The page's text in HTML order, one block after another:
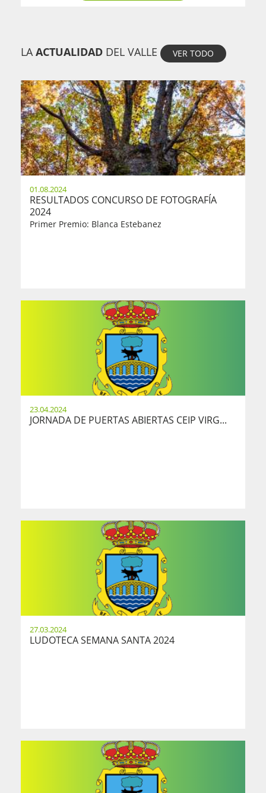
LAACTUALIDAD DEL VALLE VER TODO
01.08.2024
RESULTADOS CONCURSO DE FOTOGRAFÍA
2024
Primer Premio: Blanca Estebanez
23.04.2024
JORNADA DE PUERTAS ABIERTAS CEIP VIRG...
27.03.2024
LUDOTECA SEMANA SANTA 2024